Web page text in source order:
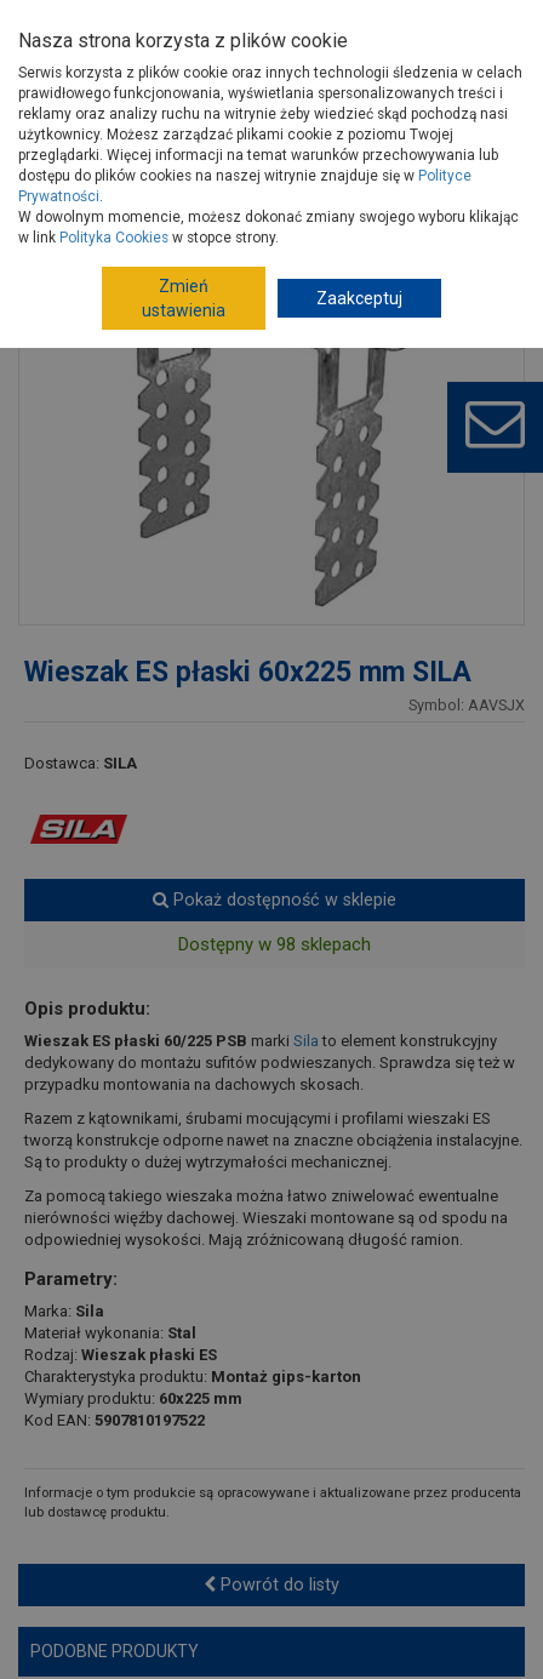
Strona główna Wykończenie
Sucha zabudowa
Sufity podwieszane
Elementy montażowe sufitów podwieszanych
Wieszak ES płaski 60x225 mm SILA
Wieszak ES płaski 60x225 mm SILA
Symbol: AAVSJX
Dostawca: SILA
Pokaż dostępność w sklepie
Dostępny w 98 sklepach
Opis produktu:
Wieszak ES płaski 60/225 PSB marki Sila to element konstrukcyjny
dedykowany do montażu sufitów podwieszanych. Sprawdza się też w
przypadku montowania na dachowych skosach.
Razem z kątownikami, śrubami mocującymi i profilami wieszaki ES
tworzą konstrukcje odporne nawet na znaczne obciążenia instalacyjne.
Są to produkty o dużej wytrzymałości mechanicznej.
Za pomocą takiego wieszaka można łatwo zniwelować ewentualne
nierówności więźby dachowej. Wieszaki montowane są od spodu na
odpowiedniej wysokości. Mają zróżnicowaną długość ramion.
Parametry:
Marka: Sila
Materiał wykonania: Stal
Rodzaj: Wieszak płaski ES
Charakterystyka produktu: Montaż gips-karton
Wymiary produktu: 60x225 mm
Kod EAN: 5907810197522
Informacje o tym produkcie są opracowywane i aktualizowane przez producenta
lub dostawcę produktu.
Powrót do listy
PODOBNE PRODUKTY
Nasza strona korzysta z plików cookie
Serwis korzysta z plików cookie oraz innych technologii śledzenia w celach
prawidłowego funkcjonowania, wyświetlania spersonalizowanych treści i
reklamy oraz analizy ruchu na witrynie żeby wiedzieć skąd pochodzą nasi
użytkownicy. Możesz zarządzać plikami cookie z poziomu Twojej
przeglądarki. Więcej informacji na temat warunków przechowywania lub
dostępu do plików cookies na naszej witrynie znajduje się w Polityce
Prywatności.
W dowolnym momencie, możesz dokonać zmiany swojego wyboru klikając
w link Polityka Cookies w stopce strony.
Zmień
ustawienia
Zaakceptuj